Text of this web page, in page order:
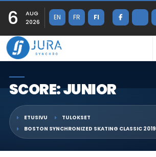
6
AUG
2026
EN FR FI
SCORE: JUNIOR
ETUSIVU
TULOKSET
BOSTON SYNCHRONIZED SKATING CLASSIC 2019